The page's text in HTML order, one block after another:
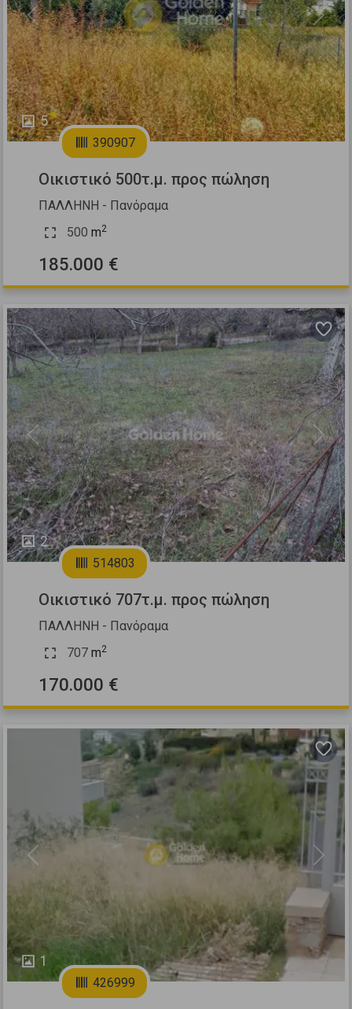
5
Previous Next
390907
Οικιστικό 500τ.μ. προς πώληση
ΠΑΛΛΗΝΗ - Πανόραμα
500 m2
185.000 €
2
Previous Next
514803
Οικιστικό 707τ.μ. προς πώληση
ΠΑΛΛΗΝΗ - Πανόραμα
707 m2
170.000 €
1
Previous Next
426999